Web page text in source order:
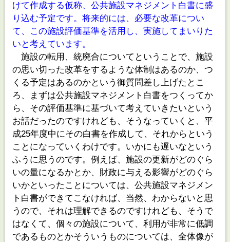
けて作成する仮称、公共施設マネジメント白書に盛
り込む予定です。将来的には、必要な改革につい
て、この施設評価基準を活用し、実施してまいりた
いと考えています。
施設の転用、統廃合についてということで、施設
の思い切った改革をするような体制はあるのか、つ
くる予定はあるのかという御質問差し上げたとこ
ろ、まずは公共施設マネジメント白書をつくってか
ら、その評価基準に基づいて考えていきたいという
お話だったのですけれども、そうなっていくと、平
成25年度中にその白書を作成して、それからという
ことになっていくわけです。いかにも遅いなという
ふうに思うのです。例えば、施設の更新がどのぐら
いの量になるかとか、財政に与える影響がどのぐら
いかといったことについては、公共施設マネジメン
ト白書ができてこなければ、当然、わからないと思
うので、それは理解できるのですけれども、そうで
はなくて、個々の施設について、利用が非常に低調
であるものとかそういうものについては、全体像が